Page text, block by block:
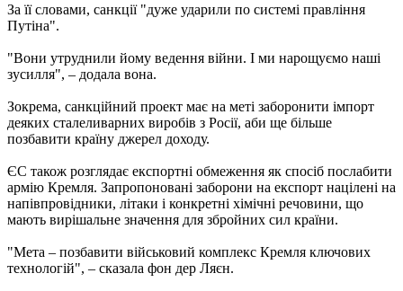
За її словами, санкції "дуже ударили по системі правління
Путіна".
"Вони утруднили йому ведення війни. І ми нарощуємо наші
зусилля", – додала вона.
Зокрема, санкційний проект має на меті заборонити імпорт
деяких сталеливарних виробів з Росії, аби ще більше
позбавити країну джерел доходу.
ЄС також розглядає експортні обмеження як спосіб послабити
армію Кремля. Запропоновані заборони на експорт націлені на
напівпровідники, літаки і конкретні хімічні речовини, що
мають вирішальне значення для збройних сил країни.
"Мета – позбавити військовий комплекс Кремля ключових
технологій", – сказала фон дер Ляєн.